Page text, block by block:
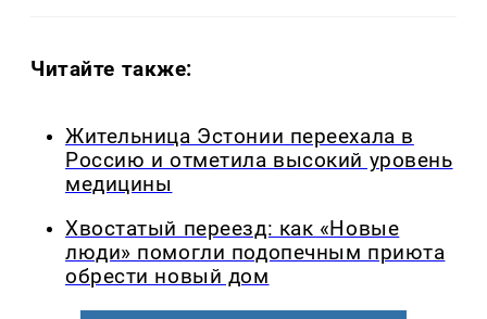
Читайте также:
Жительница Эстонии переехала в
Россию и отметила высокий уровень
медицины
Хвостатый переезд: как «Новые
люди» помогли подопечным приюта
обрести новый дом